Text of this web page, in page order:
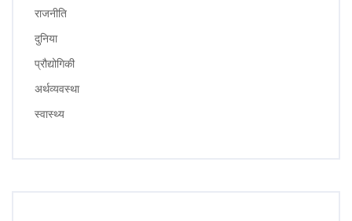
राजनीति
दुनिया
प्रौद्योगिकी
अर्थव्यवस्था
स्वास्थ्य